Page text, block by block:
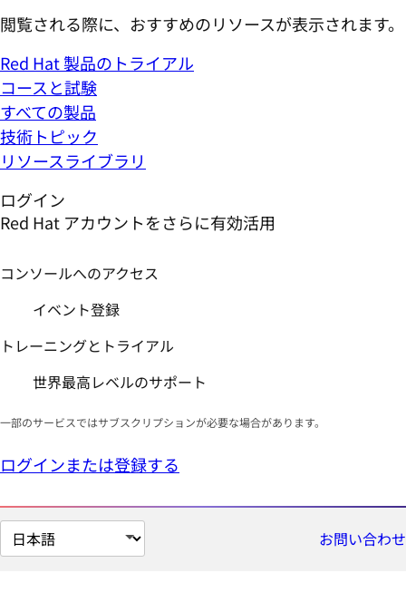
閲覧される際に、おすすめのリソースが表示されます。
Red Hat 製品のトライアル
コースと試験
すべての製品
技術トピック
リソースライブラリ
ログイン
Red Hat アカウントをさらに有効活用
コンソールへのアクセス
イベント登録
トレーニングとトライアル
世界最高レベルのサポート
一部のサービスではサブスクリプションが必要な場合があります。
ログインまたは登録する
ペ
ー
お問い合わせ